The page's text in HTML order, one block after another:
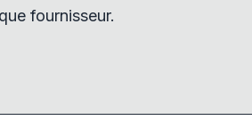
fournisseur.